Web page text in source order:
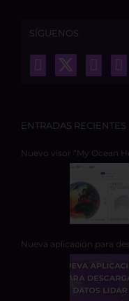
SÍGUENOS
ENTRADAS RECIENTES
Nuevo visor “My Ocean
Nueva aplicación para